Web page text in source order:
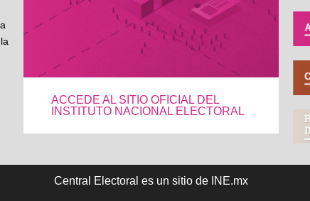
ACCEDE AL SITIO OFICIAL DEL
INSTITUTO NACIONAL ELECTORAL
Central Electoral es un sitio de INE.mx